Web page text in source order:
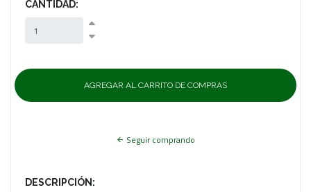
CANTIDAD:
Seguir comprando
DESCRIPCIÓN: